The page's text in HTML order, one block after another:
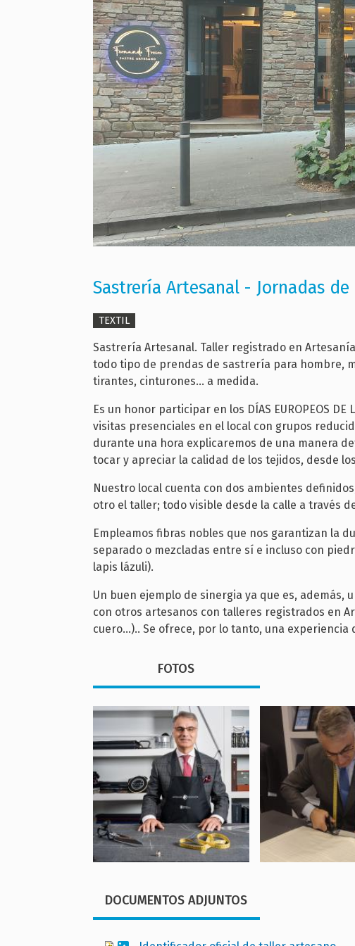
Sastrería Artesanal - Jornadas
TEXTIL
Sastrería Artesanal. Taller registrado en
todo tipo de prendas de sastrería para hombre,
tirantes, cinturones... a medida.
Es un honor participar en los DÍAS EUROPEOS DE
visitas presenciales en el local con grupos
durante una hora explicaremos de una manera
tocar y apreciar la calidad de los tejidos, desde
Nuestro local cuenta con dos ambientes
otro el taller; todo visible desde la calle a través
Empleamos fibras nobles que nos garantizan la
separado o mezcladas entre sí e incluso con
lapis lázuli).
Un buen ejemplo de sinergia ya que es, además,
con otros artesanos con talleres registrados en
cuero...).. Se ofrece, por lo tanto, una
FOTOS
DOCUMENTOS ADJUNTOS